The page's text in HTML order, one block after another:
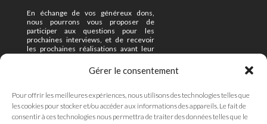
Gérer le consentement
Pour offrir les meilleures expériences, nous utilisons des technologies telles que
les cookies pour stocker et/ou accéder aux informations des appareils. Le fait de
consentir à ces technologies nous permettra de traiter des données telles que le
En échange de vos généreux dons,
nous pourrons vous proposer de
participer aux questions pour les
prochaines interviews, et de recevoir
les prochaines réalisations avant leur
Enfin, nous sommes à l'écoute de
de projets.
N'hésitez pas à nous contacter
(formulaire ci-contre).